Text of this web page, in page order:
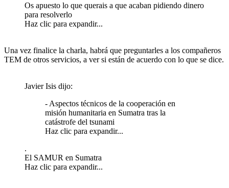
Os apuesto lo que querais a que acaban pidiendo dinero
para resolverlo
Haz clic para expandir...
Una vez finalice la charla, habrá que preguntarles a los compañeros
TEM de otros servicios, a ver si están de acuerdo con lo que se dice.
Javier Isis dijo:
- Aspectos técnicos de la cooperación en
misión humanitaria en Sumatra tras la
catástrofe del tsunami
Haz clic para expandir...
.
El SAMUR en Sumatra
Haz clic para expandir...